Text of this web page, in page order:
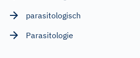
parasitologisch
Parasitologie